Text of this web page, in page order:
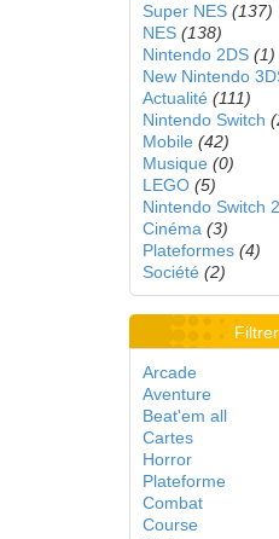
Super NES (137)
NES (138)
Nintendo 2DS (1)
New Nintendo
Actualité (111)
Nintendo Switch
Mobile (42)
Musique (0)
LEGO (5)
Nintendo Switch 2
Cinéma (3)
Plateformes (4)
Société (2)
Arcade
Aventure
Beat'em all
Cartes
Horror
Plateforme
Combat
Course